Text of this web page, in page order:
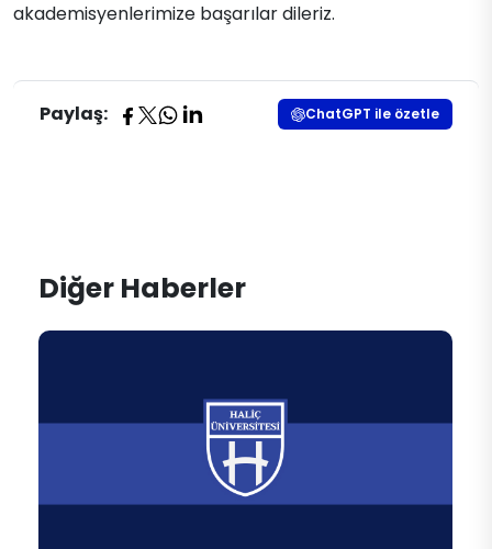
akademisyenlerimize başarılar dileriz.
Paylaş: ChatGPT ile özetle
Diğer Haberler